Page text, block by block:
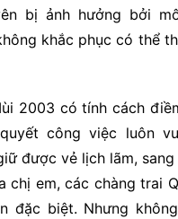
bị ảnh hưởng bởi
khắc phục có thể
2003 có tính cách
công việc luôn
được vẻ lịch lãm,
chị em, các chàng trai
đặc biệt. Nhưng